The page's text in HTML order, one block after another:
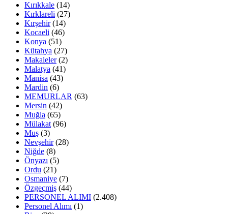
Kırıkkale (14)
Kırklareli (27)
Kırşehir(14)
Kocaeli (46)
Konya (51)
Kütahya (27)
Makaleler(2)
Malatya (41)
Manisa (43)
Mardin (6)
MEMURLAR (63)
Mersin (42)
Muğla (65)
Mülakat(96)
Muş (3)
Nevşehir(28)
Niğde (8)
Önyazı (5)
Ordu (21)
Osmaniye (7)
Özgeçmiş (44)
PERSONEL ALIMI (2.408)
Personel Alımı (1)